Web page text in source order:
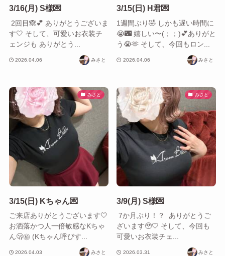
3/16(月) S様💌
​ 2回目🙈︎💕︎ ありがとう‎ございま
す‎🤍 そして、可愛いお衣装チ
ェンジも ありがとう...
2026.04.06 みさと
3/15(日) H君💌
1週間ぶり🤣 しかも遅い時間に
😭🌃 嬉しい〜(；；)💕ありがと
う‎😭🫶 そして、今回もロン...
2026.04.06 みさと
みさと
3/15(日) Kちゃん💌
ご来店ありがとうございます‎🤍
お洒落かつ人一倍敏感なKちゃ
ん🫢㊙️ (Kちゃん呼びす...
2026.04.03 みさと
みさと
3/9(月) S様💌
​ 7か月ぶり！？ ありがとうご
ざいます‎🥹🤍 そして、今回も
可愛いお衣装チェ...
2026.03.31 みさと